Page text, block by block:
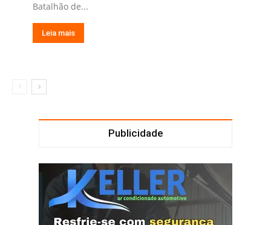
Batalhão de...
Leia mais
Publicidade